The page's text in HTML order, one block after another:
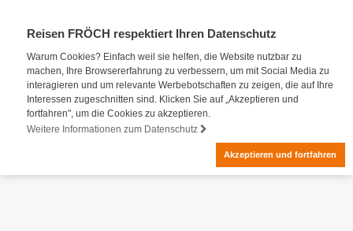
Reisen FRÖCH respektiert Ihren Datenschutz
Warum Cookies? Einfach weil sie helfen, die Website nutzbar zu
machen, Ihre Browsererfahrung zu verbessern, um mit Social Media zu
interagieren und um relevante Werbebotschaften zu zeigen, die auf Ihre
Interessen zugeschnitten sind. Klicken Sie auf „Akzeptieren und
fortfahren", um die Cookies zu akzeptieren.
Weitere Informationen zum Datenschutz
Akzeptieren und fortfahren